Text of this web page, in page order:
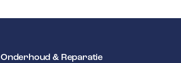
Onderhoud & Reparatie